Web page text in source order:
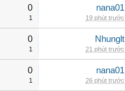
0
1
nana01
19 phút trước
0
1
Nhunglt
21 phút trước
0
1
nana01
26 phút trước